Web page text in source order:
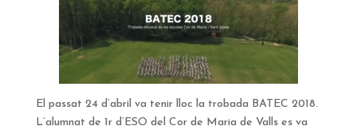
El passat 24 d’abril va tenir lloc la trobada BATEC 2018.
L’alumnat de 1r d’ESO del Cor de Maria de Valls es va